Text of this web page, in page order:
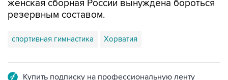
спортивная гимнастика Хорватия
Подписаться на рассылку главных новостей сайта